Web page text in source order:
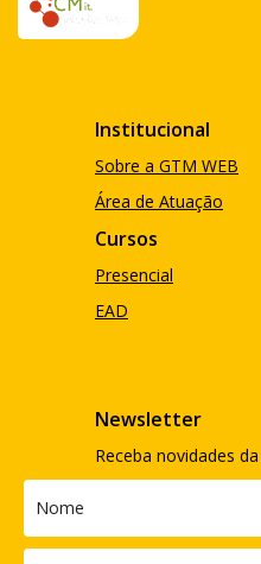
Institucional
Sobre a GTM WEB
Área de Atuação
Cursos
Presencial
EAD
Newsletter
Receba novidades